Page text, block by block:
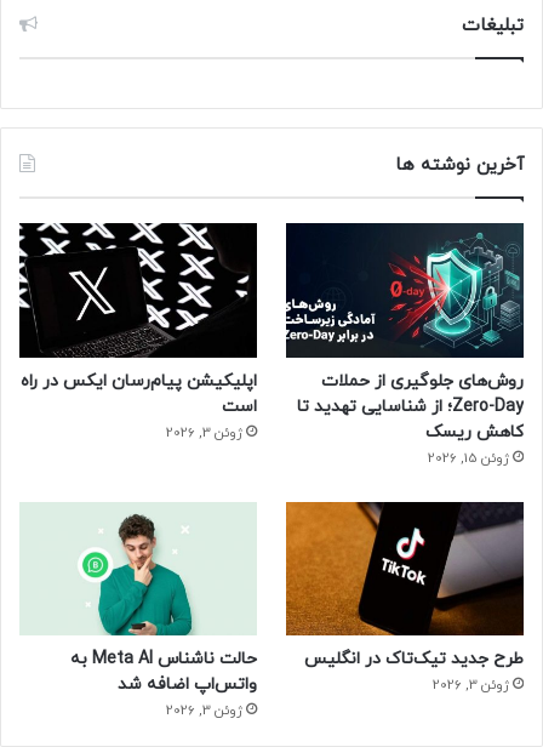
تبلیغات
آخرین نوشته ها
روش‌های جلوگیری از حملات
Zero-Day؛ از شناسایی تهدید تا
کاهش ریسک
ژوئن 15, 2026
اپلیکیشن پیام‌رسان ایکس در راه
است
ژوئن 3, 2026
طرح جدید تیک‌تاک در انگلیس
ژوئن 3, 2026
حالت ناشناس Meta AI به
واتس‌اپ اضافه شد
ژوئن 3, 2026